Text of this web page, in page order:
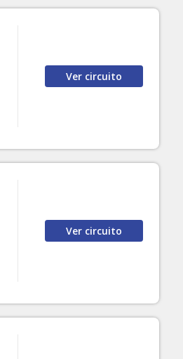
Ver circuito
Ver circuito